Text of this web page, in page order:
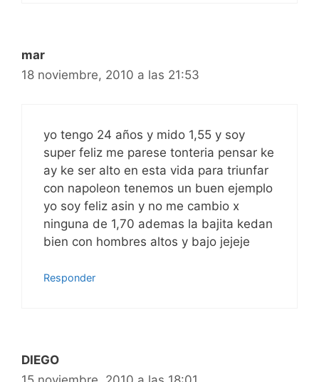
mar
18 noviembre, 2010 a las 21:53
yo tengo 24 años y mido 1,55 y soy
super feliz me parese tonteria pensar ke
ay ke ser alto en esta vida para triunfar
con napoleon tenemos un buen ejemplo
yo soy feliz asin y no me cambio x
ninguna de 1,70 ademas la bajita kedan
bien con hombres altos y bajo jejeje
Responder
DIEGO